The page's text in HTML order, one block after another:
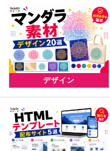
デザイン